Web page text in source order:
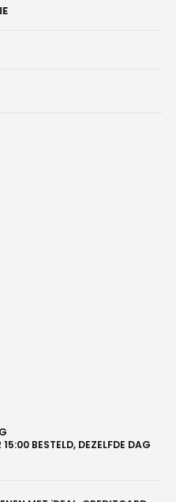
BESTELD, DEZELFDE DAG